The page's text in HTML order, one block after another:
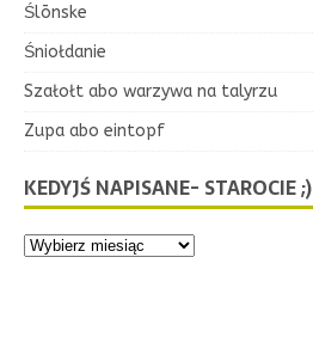
Ślōnske
Śniołdanie
Szałołt abo warzywa na talyrzu
Zupa abo eintopf
KEDYJŚ NAPISANE- STAROCIE ;)